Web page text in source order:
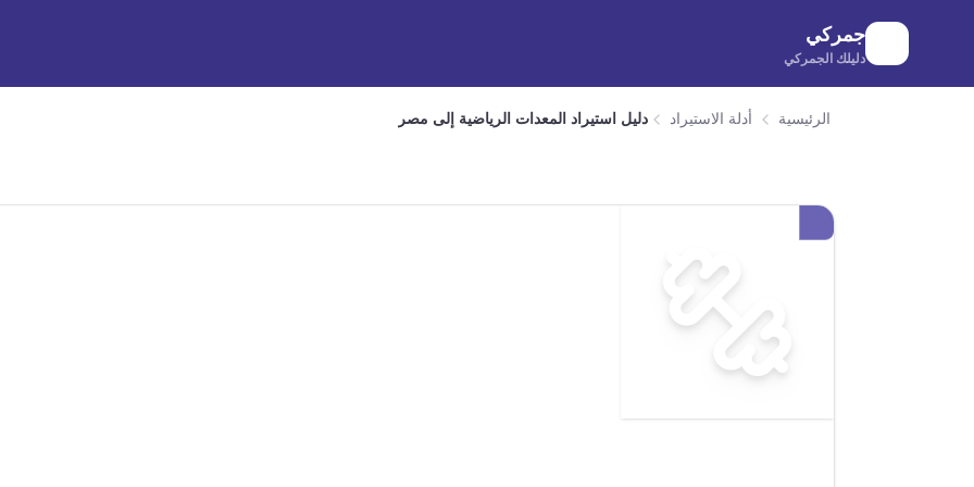
جمركي
دليلك الجمركي
الرئيسية أدلة الاستيراد دليل استيراد المعدات الرياضية إلى مصر